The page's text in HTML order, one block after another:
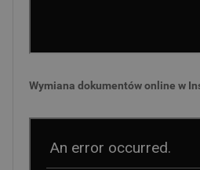
Wymiana dokumentów online w